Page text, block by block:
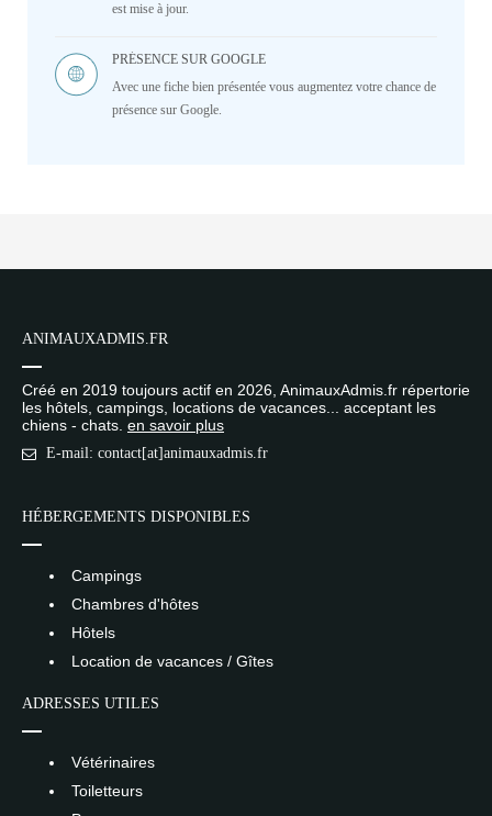
est mise à jour.
PRÉSENCE SUR GOOGLE
Avec une fiche bien présentée vous augmentez votre chance de
présence sur Google.
ANIMAUXADMIS.FR
Créé en 2019 toujours actif en 2026, AnimauxAdmis.fr répertorie
les hôtels, campings, locations de vacances... acceptant les
chiens - chats. en savoir plus
E-mail: contact[at]animauxadmis.fr
HÉBERGEMENTS DISPONIBLES
Campings
Chambres d'hôtes
Hôtels
Location de vacances / Gîtes
ADRESSES UTILES
Vétérinaires
Toiletteurs